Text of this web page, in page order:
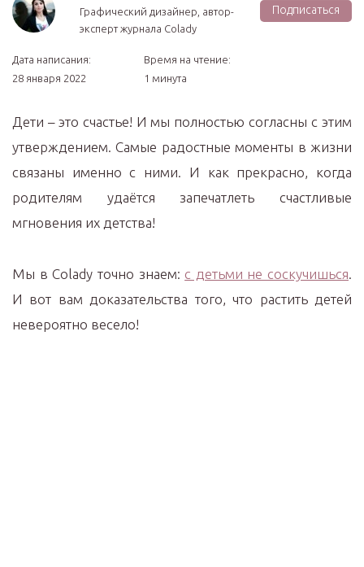
Графический дизайнер, автор-
эксперт журнала Colady
Подписаться
Дата написания:
28 января 2022
Время на чтение:
1 минута
Дети – это счастье! И мы полностью согласны с этим
утверждением. Самые радостные моменты в жизни
связаны именно с ними. И как прекрасно, когда
родителям удаётся запечатлеть счастливые
мгновения их детства!
Мы в Cоlady точно знаем: с детьми не соскучишься.
И вот вам доказательства того, что растить детей
невероятно весело!